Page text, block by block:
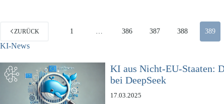
ZURÜCK 1 386 387 388 389
KI-News
KI aus Nicht-EU-Staaten:
bei DeepSeek
17.03.2025